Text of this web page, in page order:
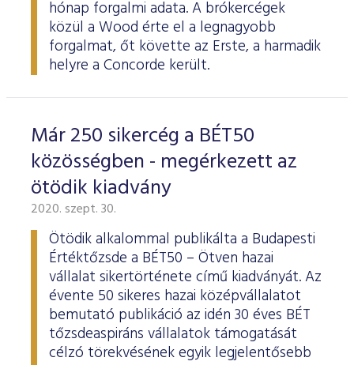
hónap forgalmi adata. A brókercégek
közül a Wood érte el a legnagyobb
forgalmat, őt követte az Erste, a harmadik
helyre a Concorde került.
Már 250 sikercég a BÉT50
közösségben - megérkezett az
ötödik kiadvány
2020. szept. 30.
Ötödik alkalommal publikálta a Budapesti
Értéktőzsde a BÉT50 – Ötven hazai
vállalat sikertörténete című kiadványát. Az
évente 50 sikeres hazai középvállalatot
bemutató publikáció az idén 30 éves BÉT
tőzsdeaspiráns vállalatok támogatását
célzó törekvésének egyik legjelentősebb